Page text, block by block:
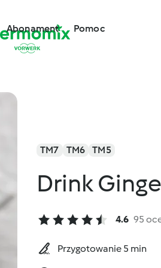
Abonament Pomoc
TM7 TM6 TM5
Drink
4.6 95
Przygotowanie 5 min